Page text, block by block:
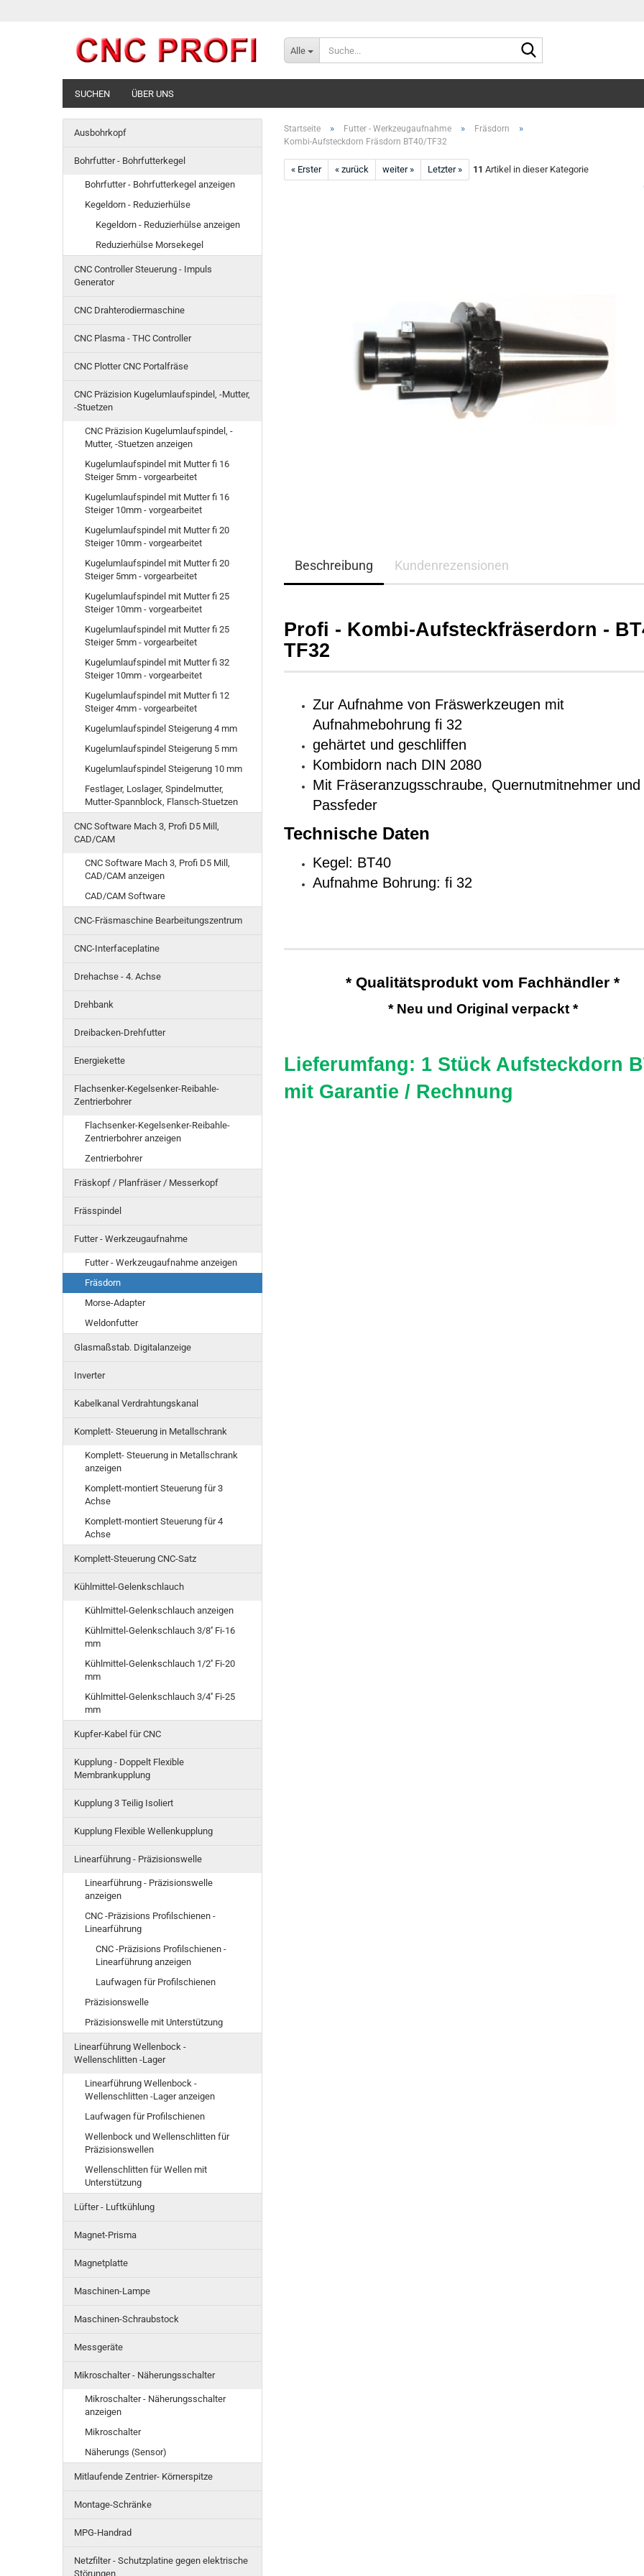
Alle
SUCHEN ÜBER UNS
Startseite » Futter - Werkzeugaufnahme » Fräsdorn »
Kombi-Aufsteckdorn Fräsdorn BT40/TF32
« Erster « zurück weiter » Letzter » 11 Artikel in dieser Kategorie
Beschreibung Kundenrezensionen
Profi - Kombi-Aufsteckfräserdorn -
TF32
Zur Aufnahme von Fräswerkzeugen mit
Aufnahmebohrung fi 32
gehärtet und geschliffen
Kombidorn nach DIN 2080
Mit Fräseranzugsschraube, Quernutmitnehmer und
Passfeder
Technische Daten
Kegel: BT40
Aufnahme Bohrung: fi 32
* Qualitätsprodukt vom Fachhändler *
* Neu und Original verpackt *
Lieferumfang: 1 Stück Aufsteckdorn
mit Garantie / Rechnung
Ausbohrkopf
Bohrfutter - Bohrfutterkegel
Bohrfutter - Bohrfutterkegel anzeigen
Kegeldorn - Reduzierhülse
Kegeldorn - Reduzierhülse anzeigen
Reduzierhülse Morsekegel
CNC Controller Steuerung - Impuls
Generator
CNC Drahterodiermaschine
CNC Plasma - THC Controller
CNC Plotter CNC Portalfräse
CNC Präzision Kugelumlaufspindel, -Mutter,
-Stuetzen
CNC Präzision Kugelumlaufspindel, -
Mutter, -Stuetzen anzeigen
Kugelumlaufspindel mit Mutter fi 16
Steiger 5mm - vorgearbeitet
Kugelumlaufspindel mit Mutter fi 16
Steiger 10mm - vorgearbeitet
Kugelumlaufspindel mit Mutter fi 20
Steiger 10mm - vorgearbeitet
Kugelumlaufspindel mit Mutter fi 20
Steiger 5mm - vorgearbeitet
Kugelumlaufspindel mit Mutter fi 25
Steiger 10mm - vorgearbeitet
Kugelumlaufspindel mit Mutter fi 25
Steiger 5mm - vorgearbeitet
Kugelumlaufspindel mit Mutter fi 32
Steiger 10mm - vorgearbeitet
Kugelumlaufspindel mit Mutter fi 12
Steiger 4mm - vorgearbeitet
Kugelumlaufspindel Steigerung 4 mm
Kugelumlaufspindel Steigerung 5 mm
Kugelumlaufspindel Steigerung 10 mm
Festlager, Loslager, Spindelmutter,
Mutter-Spannblock, Flansch-Stuetzen
CNC Software Mach 3, Profi D5 Mill,
CAD/CAM
CNC Software Mach 3, Profi D5 Mill,
CAD/CAM anzeigen
CAD/CAM Software
CNC-Fräsmaschine Bearbeitungszentrum
CNC-Interfaceplatine
Drehachse - 4. Achse
Drehbank
Dreibacken-Drehfutter
Energiekette
Flachsenker-Kegelsenker-Reibahle-
Zentrierbohrer
Flachsenker-Kegelsenker-Reibahle-
Zentrierbohrer anzeigen
Zentrierbohrer
Fräskopf / Planfräser / Messerkopf
Frässpindel
Futter - Werkzeugaufnahme
Futter - Werkzeugaufnahme anzeigen
Fräsdorn
Morse-Adapter
Weldonfutter
Glasmaßstab. Digitalanzeige
Inverter
Kabelkanal Verdrahtungskanal
Komplett- Steuerung in Metallschrank
Komplett- Steuerung in Metallschrank
anzeigen
Komplett-montiert Steuerung für 3
Achse
Komplett-montiert Steuerung für 4
Achse
Komplett-Steuerung CNC-Satz
Kühlmittel-Gelenkschlauch
Kühlmittel-Gelenkschlauch anzeigen
Kühlmittel-Gelenkschlauch 3/8'' Fi-16
mm
Kühlmittel-Gelenkschlauch 1/2'' Fi-20
mm
Kühlmittel-Gelenkschlauch 3/4'' Fi-25
mm
Kupfer-Kabel für CNC
Kupplung - Doppelt Flexible
Membrankupplung
Kupplung 3 Teilig Isoliert
Kupplung Flexible Wellenkupplung
Linearführung - Präzisionswelle
Linearführung - Präzisionswelle
anzeigen
CNC -Präzisions Profilschienen -
Linearführung
CNC -Präzisions Profilschienen -
Linearführung anzeigen
Laufwagen für Profilschienen
Präzisionswelle
Präzisionswelle mit Unterstützung
Linearführung Wellenbock -
Wellenschlitten -Lager
Linearführung Wellenbock -
Wellenschlitten -Lager anzeigen
Laufwagen für Profilschienen
Wellenbock und Wellenschlitten für
Präzisionswellen
Wellenschlitten für Wellen mit
Unterstützung
Lüfter - Luftkühlung
Magnet-Prisma
Magnetplatte
Maschinen-Lampe
Maschinen-Schraubstock
Messgeräte
Mikroschalter - Näherungsschalter
Mikroschalter - Näherungsschalter
anzeigen
Mikroschalter
Näherungs (Sensor)
Mitlaufende Zentrier- Körnerspitze
Montage-Schränke
MPG-Handrad
Netzfilter - Schutzplatine gegen elektrische
Störungen